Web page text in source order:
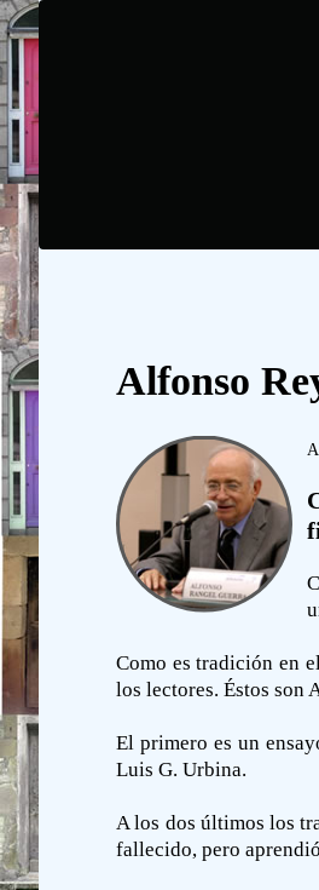
Alfonso
Como es tradición en
los lectores. Éstos son
El primero es un
Luis G. Urbina.
A los dos últimos los
fallecido, pero